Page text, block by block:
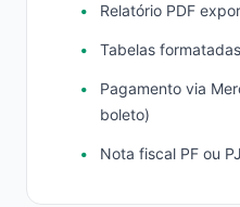
Relatório PDF
Tabelas
Pagamento via
boleto)
Nota fiscal PF ou